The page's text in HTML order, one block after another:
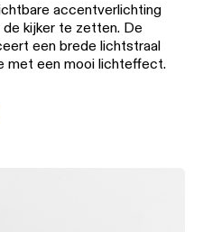
accentverlichting
kijker te zetten. De
een brede lichtstraal
met een mooi lichteffect.